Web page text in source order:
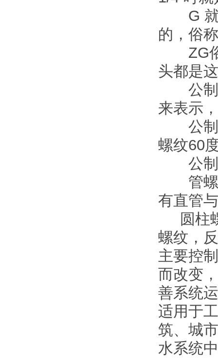
G 就
的，俗
ZG俗
头都是
公制
来表示
公制
螺纹60
公制
管螺
有直管
圆柱螺
螺纹，
主要控
而改变
善系统
适用于
筑、城
水系统